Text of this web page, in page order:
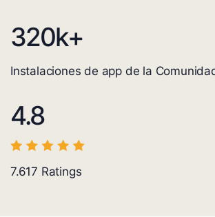
320k+
Instalaciones de app de la
4.8
7.617 Ratings